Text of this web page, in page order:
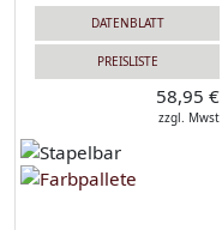
DATENBLATT
PREISLISTE
58,95 €
zzgl. Mwst